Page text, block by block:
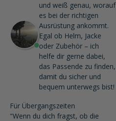
und weiß genau, worauf
es bei der richtigen
Ausrüstung ankommt.
Egal ob Helm, Jacke
oder Zubehör – ich
helfe dir gerne dabei,
das Passende zu finden,
damit du sicher und
bequem unterwegs bist!
Für Übergangszeiten
"Wenn du dich fragst, ob die